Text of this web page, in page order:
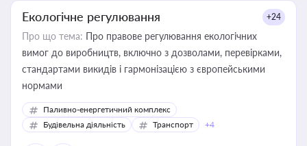
Екологічне регулювання +24
Про що тема: Про правове регулювання екологічних
вимог до виробництв, включно з дозволами, перевірками,
стандартами викидів і гармонізацією з європейськими
нормами
Паливно-енергетичний комплекс
Будівельна діяльність
Транспорт +4